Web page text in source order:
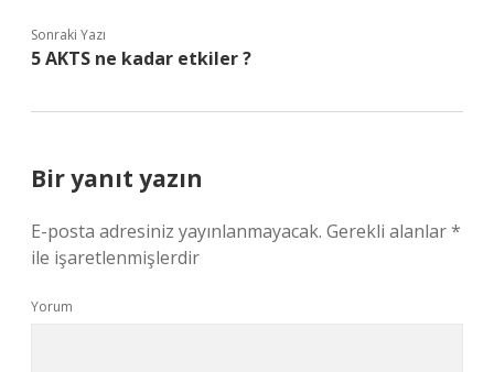
Sonraki Yazı
5 AKTS ne kadar etkiler ?
Bir yanıt yazın
E-posta adresiniz yayınlanmayacak. Gerekli alanlar*
ile işaretlenmişlerdir
Yorum